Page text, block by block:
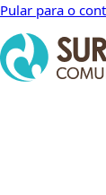
Pular para o